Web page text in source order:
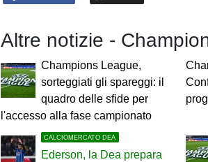
Altre notizie -
Champions League,
sorteggiati gli spareggi: il
quadro delle sfide per
l'accesso alla fase campionato
CALCIOMERCATO DEA
Ederson, la Dea prepara